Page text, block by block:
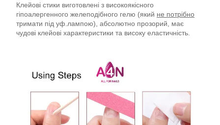
Клейові стики виготовлені з високоякісного
гіпоалергенного желеподібного гелю (який не потрібно
тримати під уф.лампою), абсолютно прозорий, має
чудові клейові характеристики та високу еластичність.